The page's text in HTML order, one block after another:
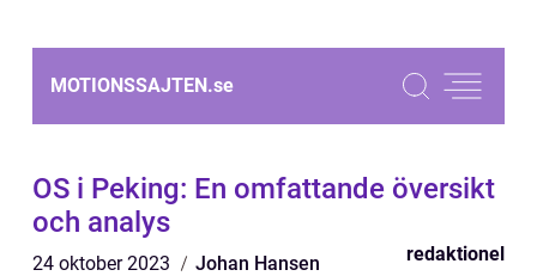
MOTIONSSAJTEN.se
OS i Peking: En omfattande översikt
och analys
24 oktober 2023 Johan Hansen redaktionel